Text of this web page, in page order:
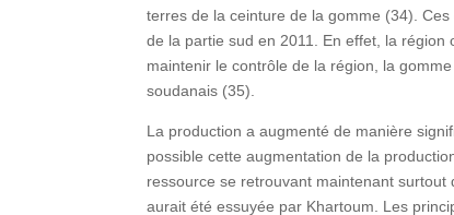
terres de la ceinture de la gomme (34).
de la partie sud en 2011. En effet, la
maintenir le contrôle de la région, la
soudanais (35).
La production a augmenté de manière
possible cette augmentation de la
ressource se retrouvant maintenant
aurait été essuyée par Khartoum. Les